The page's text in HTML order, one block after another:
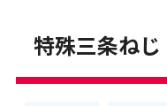
特殊三条ねじ